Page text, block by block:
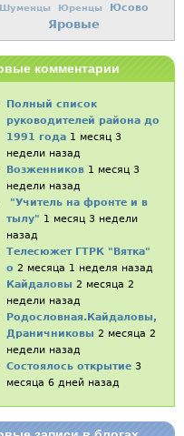
Шуменцы Юренцы Юсово
Яровые
комментарии
Полный список
руководителей района до
1991 года 1 месяц 3
недели назад
Возженников 1 месяц 3
недели назад
"Учитель на фронте и в
тылу" 1 месяц 3 недели
назад
Телесюжет ГТРК "Вятка"
о 2 месяца 1 неделя назад
Кайдаловы 2 месяца 2
недели назад
Родословная.Кайдаловы,
Драничниковы 2 месяца 2
недели назад
Состоялось открытие 3
месяца 6 дней назад